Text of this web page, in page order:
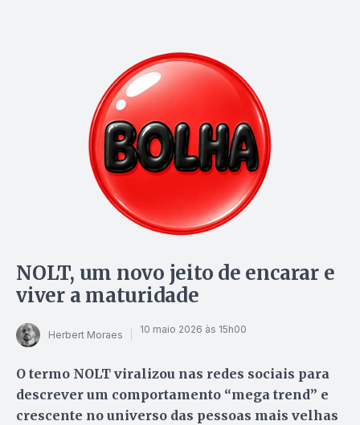
NOLT, um novo jeito de encarar e
viver a maturidade
Herbert Moraes 10 maio 2026 às 15h00
O termo NOLT viralizou nas redes sociais para
descrever um comportamento “mega trend” e
crescente no universo das pessoas mais velhas